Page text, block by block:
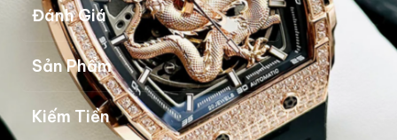
Đánh Giá
Sản Phẩm
Kiếm Tiền